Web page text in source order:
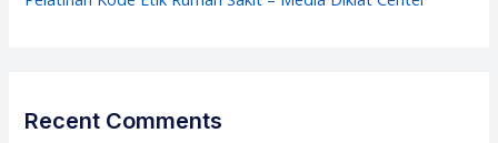
Recent Comments